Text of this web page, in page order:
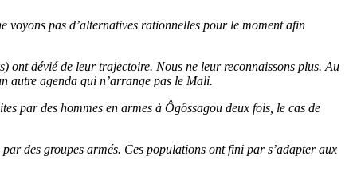
voyons pas d’alternatives rationnelles pour le moment afin
ont dévié de leur trajectoire. Nous ne leur reconnaissons plus. Au
autre agenda qui n’arrange pas le Mali.
par des hommes en armes à Ôgôssagou deux fois, le cas de
des groupes armés. Ces populations ont fini par s’adapter aux